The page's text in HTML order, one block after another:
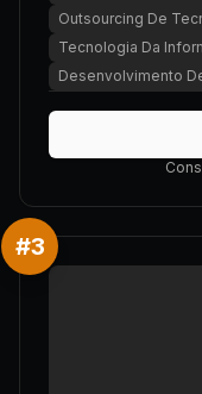
Outsourcing De
Tecnologia Da
Desenvolvimento
#3